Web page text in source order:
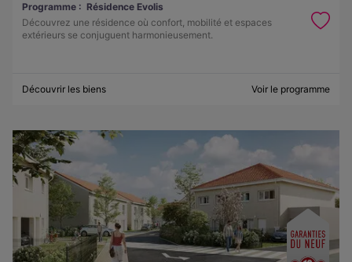
Programme : Résidence Evolis
Découvrez une résidence où confort, mobilité et espaces
extérieurs se conjuguent harmonieusement.
Découvrir les biens Voir le programme